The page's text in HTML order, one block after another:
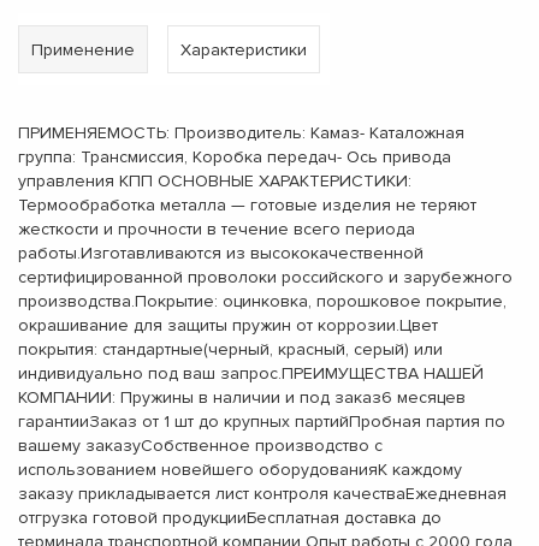
Применение Характеристики
ПРИМЕНЯЕМОСТЬ: Производитель: Камаз- Каталожная
группа: Трансмиссия, Коробка передач- Ось привода
управления КПП ОСНОВНЫЕ ХАРАКТЕРИСТИКИ:
Термообработка металла — готовые изделия не теряют
жесткости и прочности в течение всего периода
работы.Изготавливаются из высококачественной
сертифицированной проволоки российского и зарубежного
производства.Покрытие: оцинковка, порошковое покрытие,
окрашивание для защиты пружин от коррозии.Цвет
покрытия: стандартные(черный, красный, серый) или
индивидуально под ваш запрос.ПРЕИМУЩЕСТВА НАШЕЙ
КОМПАНИИ: Пружины в наличии и под заказ6 месяцев
гарантииЗаказ от 1 шт до крупных партийПробная партия по
вашему заказуСобственное производство с
использованием новейшего оборудованияК каждому
заказу прикладывается лист контроля качестваЕжедневная
отгрузка готовой продукцииБесплатная доставка до